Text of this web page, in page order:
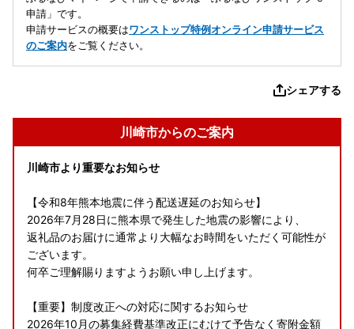
申請」です。
申請サービスの概要はワンストップ特例オンライン申請サービス
のご案内をご覧ください。
シェアする
川崎市からのご案内
川崎市より重要なお知らせ
【令和8年熊本地震に伴う配送遅延のお知らせ】
2026年7月28日に熊本県で発生した地震の影響により、
返礼品のお届けに通常より大幅なお時間をいただく可能性が
ございます。
何卒ご理解賜りますようお願い申し上げます。
【重要】制度改正への対応に関するお知らせ
2026年10月の募集経費基準改正にむけて予告なく寄附金額